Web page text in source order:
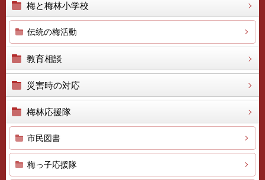
梅と梅林小学校
伝統の梅活動
教育相談
災害時の対応
梅林応援隊
市民図書
梅っ子応援隊